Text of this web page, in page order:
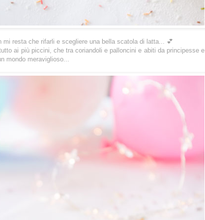
mi resta che rifarli e scegliere una bella scatola di latta... 💕
ai più piccini, che tra coriandoli e palloncini e abiti da principesse e
mondo meraviglioso...